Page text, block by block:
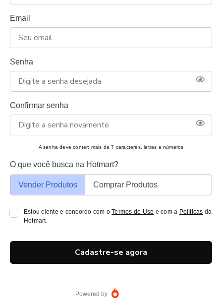
Email
Senha
Confirmar senha
A senha deve conter: mais de 7 caracteres, letras e números
O que você busca na Hotmart?
Vender Produtos Comprar Produtos
Estou ciente e concordo com oTermos de Uso e com a Políticas da
Hotmart.
Cadastre-se agora
Powered by